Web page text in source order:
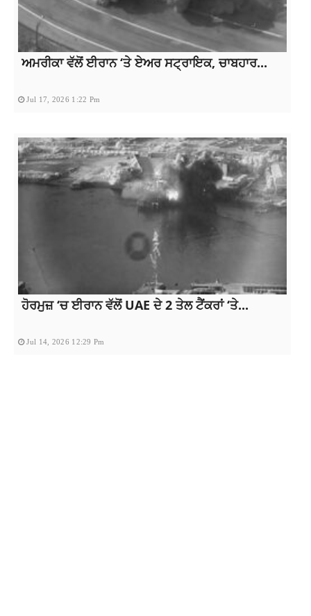
ਅਮਰੀਕਾ ਵੱਲੋਂ ਈਰਾਨ ‘ਤੇ ਏਅਰ ਸਟ੍ਰਾਇਕ, ਚਾਬਹਾਰ...
Jul 17, 2026 1:22 Pm
ਹੋਰਮੁਜ਼ ‘ਚ ਈਰਾਨ ਵੱਲੋਂ UAE ਦੇ 2 ਤੇਲ ਟੈਂਕਰਾਂ ‘ਤੇ...
Jul 14, 2026 12:29 Pm